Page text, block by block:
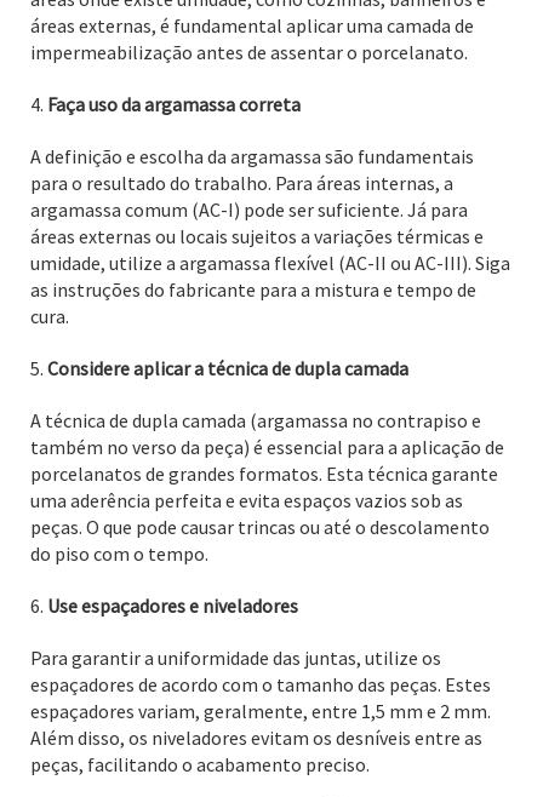
áreas externas, é fundamental aplicar uma camada de
impermeabilização antes de assentar o porcelanato.
Faça uso da argamassa correta
A definição e escolha da argamassa são fundamentais
para o resultado do trabalho. Para áreas internas, a
argamassa comum (AC-I) pode ser suficiente. Já para
áreas externas ou locais sujeitos a variações térmicas e
umidade, utilize a argamassa flexível (AC-II ou AC-III). Siga
as instruções do fabricante para a mistura e tempo de
cura.
Considere aplicar a técnica de dupla camada
A técnica de dupla camada (argamassa no contrapiso e
também no verso da peça) é essencial para a aplicação de
porcelanatos de grandes formatos. Esta técnica garante
uma aderência perfeita e evita espaços vazios sob as
peças. O que pode causar trincas ou até o descolamento
do piso com o tempo.
Use espaçadores e niveladores
Para garantir a uniformidade das juntas, utilize os
espaçadores de acordo com o tamanho das peças. Estes
espaçadores variam, geralmente, entre 1,5 mm e 2 mm.
Além disso, os niveladores evitam os desníveis entre as
peças, facilitando o acabamento preciso.